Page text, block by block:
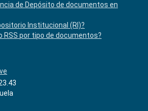
de Depósito de documentos en
Institucional (RI)?
RSS por tipo de documentos?